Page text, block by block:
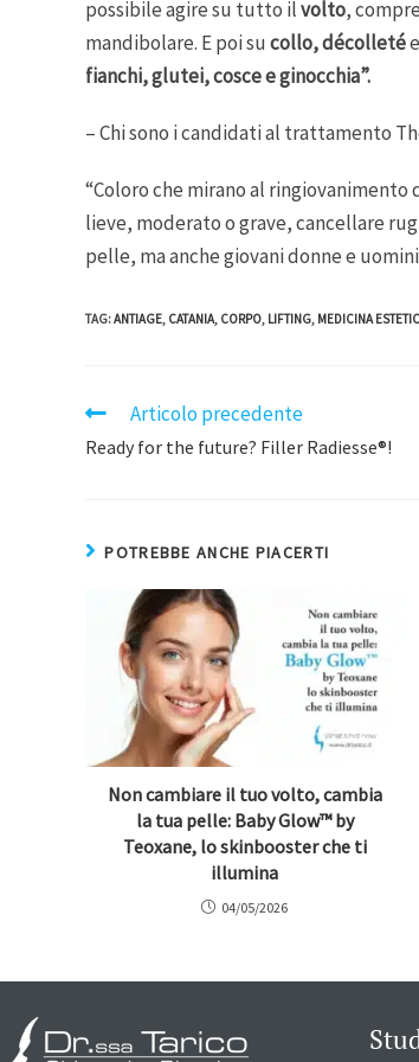
possibile agire su tutto ilvolto,
mandibolare. E poi sucollo, décolleté
fianchi, glutei, cosce e ginocchia”.
– Chi sono i candidati al trattamento
“Coloro che mirano al
lieve, moderato o grave, cancellare
pelle, ma anche giovani donne e
TAG:ANTIAGE, CATANIA, CORPO, LIFTING, MEDICINA
Articolo precedente
Ready for the future? Filler Radiesse®!
POTREBBE ANCHE PIACERTI
Non cambiare il tuo volto, cambia
la tua pelle: Baby Glow™ by
Teoxane, lo skinbooster che ti
illumina
04/05/2026